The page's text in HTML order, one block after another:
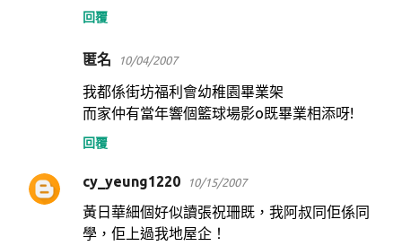
回覆
匿名 10/04/2007
我都係街坊福利會幼稚園畢業架
而家仲有當年響個籃球場影o既畢業相添呀!
回覆
cy_yeung1220 10/15/2007
黃日華細個好似讀張祝珊既，我阿叔同佢係同
學，佢上過我地屋企！